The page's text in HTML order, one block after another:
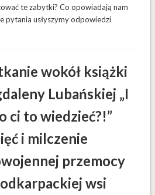
te zabytki? Co opowiadają nam
pytania usłyszymy odpowiedzi
wokół książki
Lubańskiej „I
ci to wiedzieć?!”
i milczenie
przemocy
wsi